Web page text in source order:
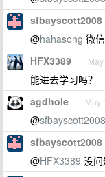
sfbayscott2008
@hahasong 微
HFX3389
能进去学习吗？
agdhole May
@sfbayscott2008
sfbayscott2008
@HFX3389 没